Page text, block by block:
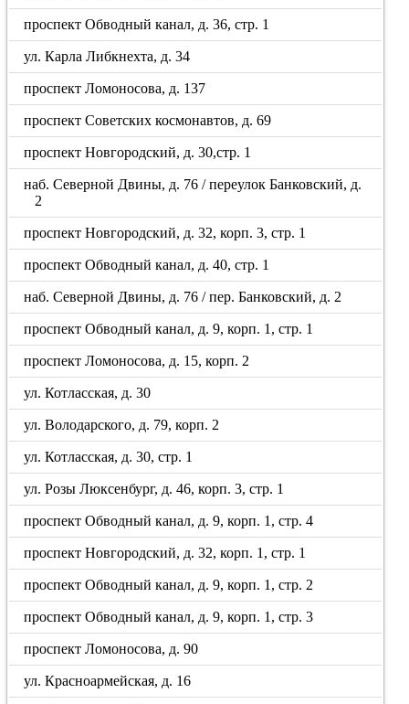
проспект Обводный канал, д. 36, стр. 1
ул. Карла Либкнехта, д. 34
проспект Ломоносова, д. 137
проспект Советских космонавтов, д. 69
проспект Новгородский, д. 30,стр. 1
наб. Северной Двины, д. 76 / переулок Банковский, д.
2
проспект Новгородский, д. 32, корп. 3, стр. 1
проспект Обводный канал, д. 40, стр. 1
наб. Северной Двины, д. 76 / пер. Банковский, д. 2
проспект Обводный канал, д. 9, корп. 1, стр. 1
проспект Ломоносова, д. 15, корп. 2
ул. Котласская, д. 30
ул. Володарского, д. 79, корп. 2
ул. Котласская, д. 30, стр. 1
ул. Розы Люксенбург, д. 46, корп. 3, стр. 1
проспект Обводный канал, д. 9, корп. 1, стр. 4
проспект Новгородский, д. 32, корп. 1, стр. 1
проспект Обводный канал, д. 9, корп. 1, стр. 2
проспект Обводный канал, д. 9, корп. 1, стр. 3
проспект Ломоносова, д. 90
ул. Красноармейская, д. 16